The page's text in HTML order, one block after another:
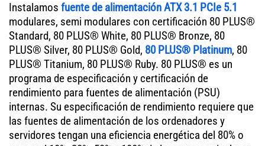
Instalamos fuente de alimentación ATX 3.1 PCIe 5.1
modulares, semi modulares con certificación 80 PLUS®
Standard, 80 PLUS® White, 80 PLUS® Bronze, 80
PLUS® Silver, 80 PLUS® Gold, 80 PLUS® Platinum, 80
PLUS® Titanium, 80 PLUS® Ruby. 80 PLUS® es un
programa de especificación y certificación de
rendimiento para fuentes de alimentación (PSU)
internas. Su especificación de rendimiento requiere que
las fuentes de alimentación de los ordenadores y
servidores tengan una eficiencia energética del 80% o